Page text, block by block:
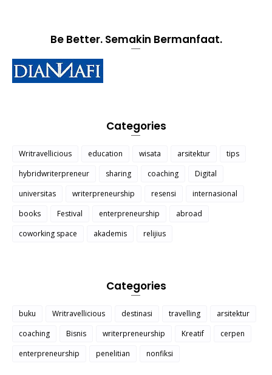
Be Better. Semakin Bermanfaat.
Categories
Writravellicious education wisata arsitektur
tips
hybridwriterpreneur
sharing coaching
Digital
universitas
writerpreneurship resensi
internasional
books
Festival enterpreneurship
abroad
coworking space
akademis relijius
Categories
buku Writravellicious destinasi travelling
arsitektur
coaching
Bisnis writerpreneurship Kreatif
cerpen
enterpreneurship
penelitian nonfiksi